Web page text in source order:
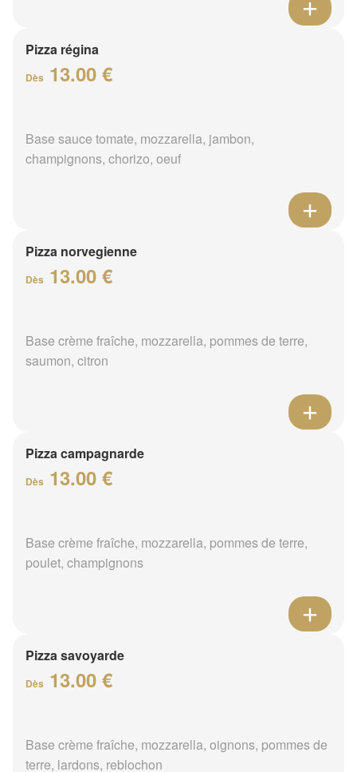
Pizza régina
Dès 13.00 €
Base sauce tomate, mozzarella, jambon,
champignons, chorizo, oeuf
Pizza norvegienne
Dès 13.00 €
Base crème fraîche, mozzarella, pommes de terre,
saumon, citron
Pizza campagnarde
Dès 13.00 €
Base crème fraîche, mozzarella, pommes de terre,
poulet, champignons
Pizza savoyarde
Dès 13.00 €
Base crème fraîche, mozzarella, oignons, pommes de
terre, lardons, reblochon